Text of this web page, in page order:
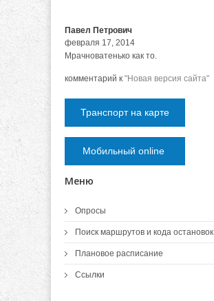
Павел Петрович
февраля 17, 2014
Мрачноватенько как то.
комментарий к "Новая версия сайта"
Транспорт на карте
Мобильный online
Меню
Опросы
Поиск маршрутов и кода остановок
Плановое расписание
Ссылки